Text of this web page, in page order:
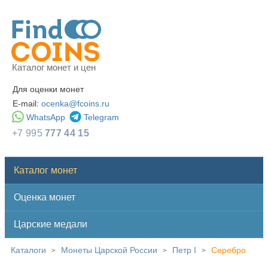
Каталог монет и цен
Для оценки монет
E-mail: ocenka@fcoins.ru
WhatsApp
Telegram
+7 995777 44 15
Каталог монет
Оценка монет
Царские медали
Каталоги > Монеты Царской России > Петр I > Серебро